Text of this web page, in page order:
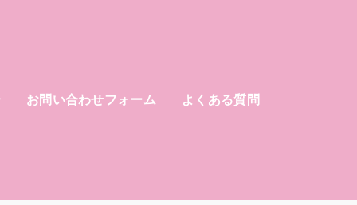
お問い合わせフォーム よくある質問